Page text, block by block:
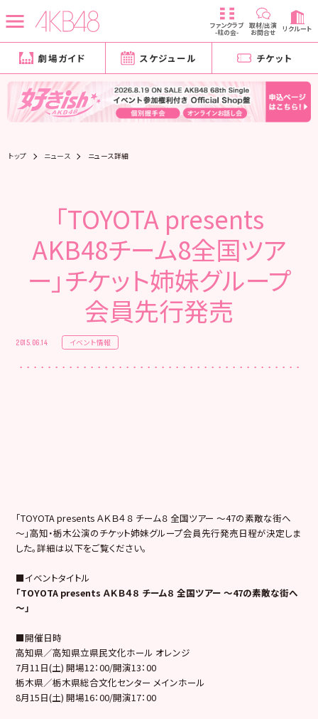
ファンクラブ
-柱の会-
取材/出演
お問合せ リクルート
劇場ガイド スケジュール チケット
トップ ニュース ニュース詳細
「TOYOTA presents
AKB48チーム8全国ツア
ー」チケット姉妹グループ
会員先行発売
2015.06.14 イベント情報
「TOYOTA presents ＡＫＢ４８ チーム８ 全国ツアー ～47の素敵な街へ
～」高知・栃木公演のチケット姉妹グループ会員先行発売日程が決定しま
した。詳細は以下をご覧ください。
■イベントタイトル
「TOYOTA presents ＡＫＢ４８ チーム８ 全国ツアー ～47の素敵な街へ
～」
■開催日時
高知県／高知県立県民文化ホール オレンジ
7月11日(土) 開場12：00/開演13：00
栃木県／栃木県総合文化センター メインホール
8月15日(土) 開場16：00/開演17：00